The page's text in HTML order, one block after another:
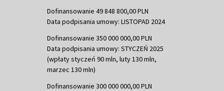
Dofinansowanie 49 848 800,00 PLN
Data podpisania umowy: LISTOPAD 2024
Dofinansowanie 350 000 000,00 PLN
Data podpisania umowy: STYCZEŃ 2025
(wpłaty styczeń 90 mln, luty 130 mln,
marzec 130 mln)
Dofinansowanie 300 000 000,00 PLN